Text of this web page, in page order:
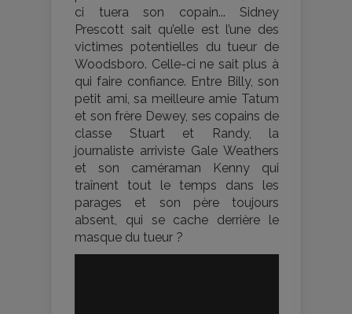
ci tuera son copain... Sidney
Prescott sait qu’elle est l’une des
victimes potentielles du tueur de
Woodsboro. Celle-ci ne sait plus à
qui faire confiance. Entre Billy, son
petit ami, sa meilleure amie Tatum
et son frère Dewey, ses copains de
classe Stuart et Randy, la
journaliste arriviste Gale Weathers
et son caméraman Kenny qui
traînent tout le temps dans les
parages et son père toujours
absent, qui se cache derrière le
masque du tueur ?